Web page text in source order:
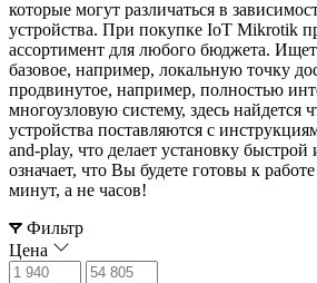
которые могут различаться в
устройства. При покупке IoT Mikrotik
ассортимент для любого бюджета.
базовое, например, локальную точку
продвинутое, например, полностью
многоузловую систему, здесь найдется
устройства поставляются с
and-play, что делает установку
означает, что Вы будете готовы к
минут, а не часов!
Фильтр
Цена